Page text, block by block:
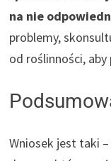
na nie
problemy,
od roślinności,
Wniosek jest taki